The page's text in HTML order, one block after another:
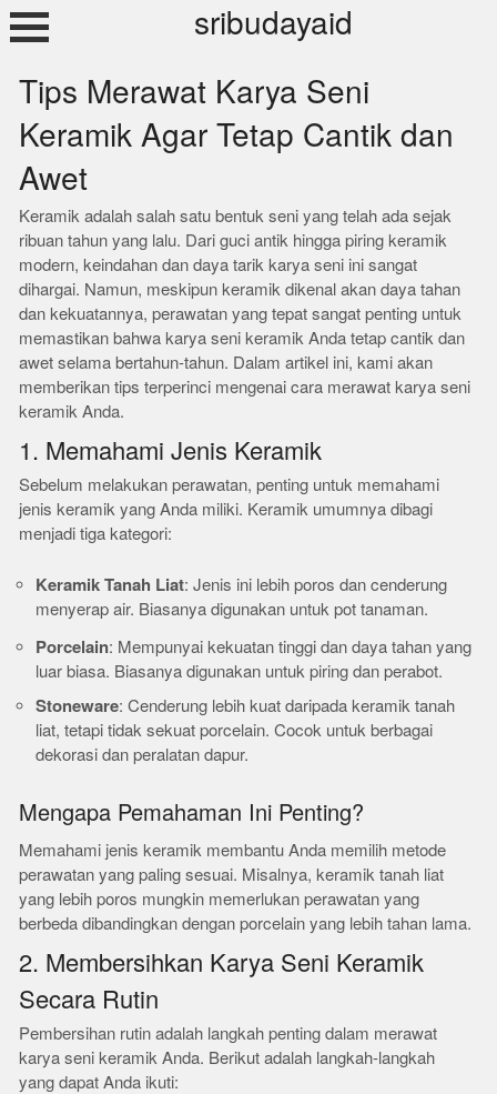
Skip
to
sribudayaid
Tips Merawat Karya Seni
Keramik Agar Tetap Cantik dan
Awet
Keramik adalah salah satu bentuk seni yang telah ada sejak
ribuan tahun yang lalu. Dari guci antik hingga piring keramik
modern, keindahan dan daya tarik karya seni ini sangat
dihargai. Namun, meskipun keramik dikenal akan daya tahan
dan kekuatannya, perawatan yang tepat sangat penting untuk
memastikan bahwa karya seni keramik Anda tetap cantik dan
awet selama bertahun-tahun. Dalam artikel ini, kami akan
memberikan tips terperinci mengenai cara merawat karya seni
keramik Anda.
1. Memahami Jenis Keramik
Sebelum melakukan perawatan, penting untuk memahami
jenis keramik yang Anda miliki. Keramik umumnya dibagi
menjadi tiga kategori:
Keramik Tanah Liat: Jenis ini lebih poros dan cenderung
menyerap air. Biasanya digunakan untuk pot tanaman.
Porcelain: Mempunyai kekuatan tinggi dan daya tahan yang
luar biasa. Biasanya digunakan untuk piring dan perabot.
Stoneware: Cenderung lebih kuat daripada keramik tanah
liat, tetapi tidak sekuat porcelain. Cocok untuk berbagai
dekorasi dan peralatan dapur.
Mengapa Pemahaman Ini Penting?
Memahami jenis keramik membantu Anda memilih metode
perawatan yang paling sesuai. Misalnya, keramik tanah liat
yang lebih poros mungkin memerlukan perawatan yang
berbeda dibandingkan dengan porcelain yang lebih tahan lama.
2. Membersihkan Karya Seni Keramik
Secara Rutin
Pembersihan rutin adalah langkah penting dalam merawat
karya seni keramik Anda. Berikut adalah langkah-langkah
yang dapat Anda ikuti: